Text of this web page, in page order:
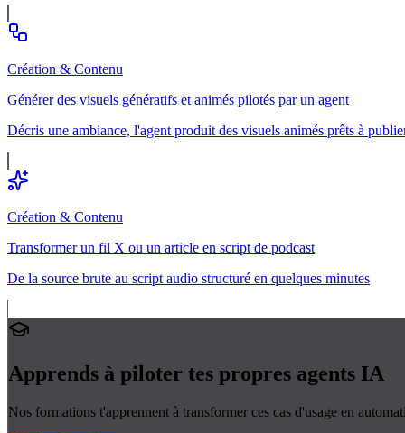
Création & Contenu
Générer des visuels génératifs et animés pilotés par un agent
Décris une ambiance, l'agent produit des visuels animés prêts à
Création & Contenu
Transformer un fil X ou un article en script de podcast
De la source brute au script audio structuré en quelques minutes
Apprends à piloter tes propres agents IA
Nos formations t'apprennent à transformer ces cas d'usage en